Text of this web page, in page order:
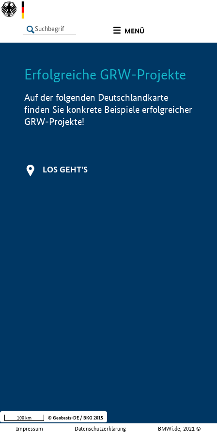
MENÜ
LISTE Info
Erfolgreiche GRW-Projekte
Auf der folgenden Deutschlandkarte
finden Sie konkrete Beispiele erfolgreicher
GRW-Projekte!
LOS GEHT'S
Impressum Datenschutzerklärung BMWi.de, 2021 ©
100 km © Geobasis-DE / BKG 2015